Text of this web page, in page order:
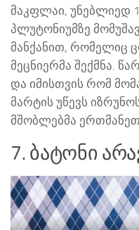
მაკფლაი, უნებლიედ
პლუტონიუმზე
მანქანით, რომელიც
მეცნიერმა შექმნა.
და იმისთვის რომ
მარტის უწევს
მშობლებმა
7. ბატონი